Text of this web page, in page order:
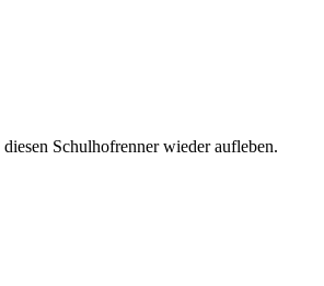
Schulhofrenner wieder aufleben.